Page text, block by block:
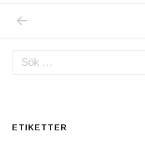
Inläggsnavigering
Sök efter:
ETIKETTER